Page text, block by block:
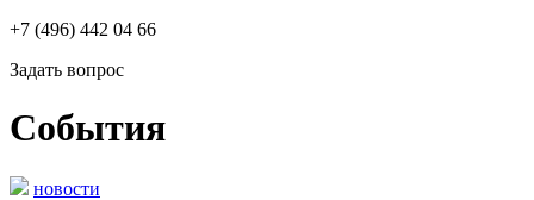
+7 (496) 442 04 66
Задать вопрос
События
новости